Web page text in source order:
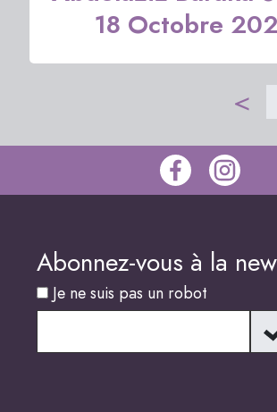
18 Octobre
<
Abonnez-vous à la
Je ne suis pas un robot